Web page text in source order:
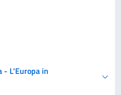
- L'Europa in